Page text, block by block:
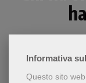
Informativa
Questo sito